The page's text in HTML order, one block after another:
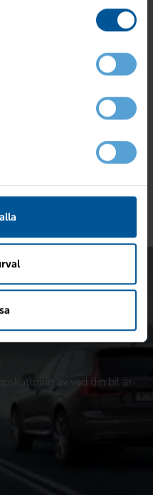
29 916 kr
36 mån
7.4%
72 400 kr
av vad din bil är